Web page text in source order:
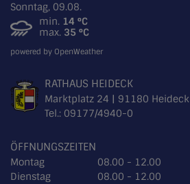
Sonntag, 09.08.
min. 14 °C
max. 35 °C
powered by OpenWeather
RATHAUS HEIDECK
Marktplatz 24 | 91180 Heideck
Tel.: 09177/4940-0
ÖFFNUNGSZEITEN
Montag
08.00 - 12.00
Dienstag
08.00 - 12.00